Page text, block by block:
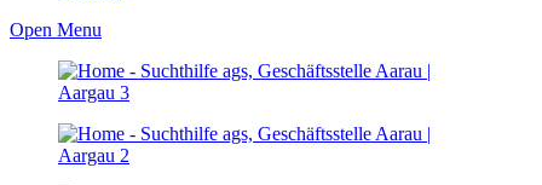
Open Menu